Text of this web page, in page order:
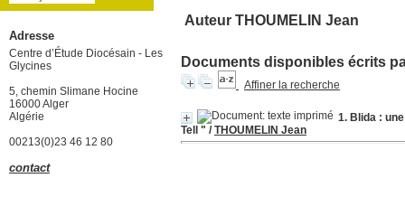
Auteur THOUMELIN Jean
Documents disponibles écrits
Affiner la recherche
1. Blida :
Tell " /THOUMELIN Jean
Adresse
Centre d’Étude Diocésain - Les
Glycines
5, chemin Slimane Hocine
16000 Alger
Algérie
00213(0)23 46 12 80
contact